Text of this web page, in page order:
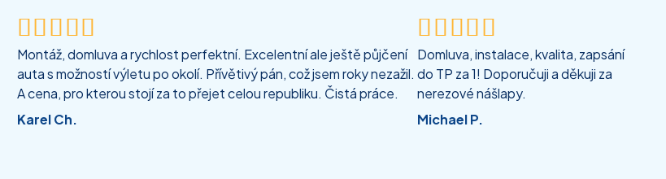

Montáž, domluva a rychlost perfektní. Excelentní ale ještě půjčení
auta s možností výletu po okolí. Přívětivý pán, což jsem roky nezažil.
A cena, pro kterou stojí za to přejet celou republiku. Čistá práce.
Karel Ch.

Domluva, instalace, kvalita, zapsání
do TP za 1! Doporučuji a děkuji za
nerezové nášlapy.
Michael P.